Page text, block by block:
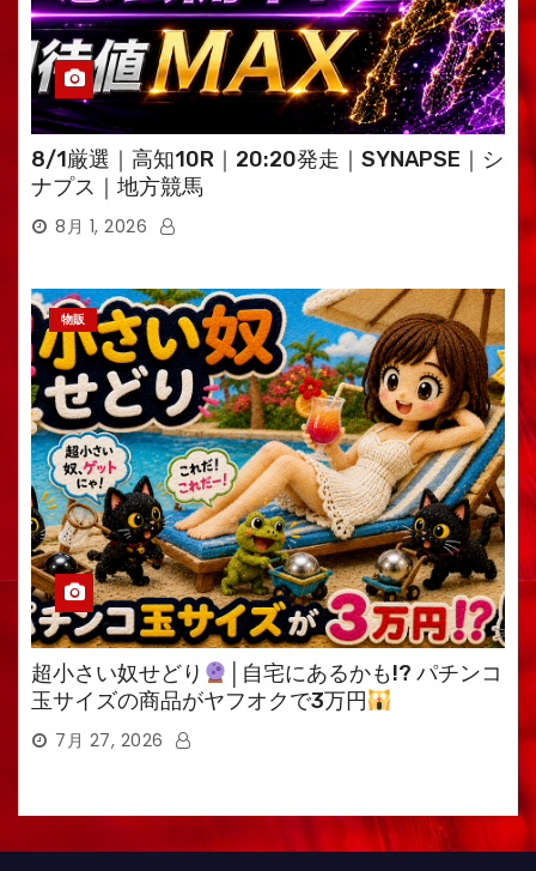
8/1厳選｜高知10R｜20:20発走｜SYNAPSE｜シ
ナプス｜地方競馬
8月 1, 2026
物販
超小さい奴せどり
│自宅にあるかも!? パチンコ
玉サイズの商品がヤフオクで3万円
7月 27, 2026